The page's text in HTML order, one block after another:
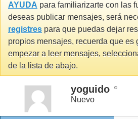
AYUDA para familiarizarte con las
deseas publicar mensajes, será
registres para que puedas dejar
propios mensajes, recuerda que es
empezar a leer mensajes,
de la lista de abajo.
yoguido
Nuevo